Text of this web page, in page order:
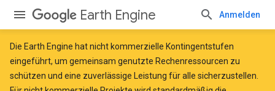
Earth Engine Anmelden
Die Earth Engine hatnicht kommerzielle Kontingentstufen
eingeführt, um gemeinsam genutzte Rechenressourcen zu
schützen und eine zuverlässige Leistung für alle sicherzustellen.